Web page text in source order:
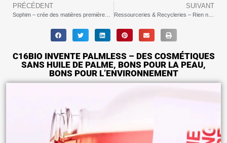
PRÉCÉDENT SUIVANT
Ressourceries & Recycleries – Rien ne se perd
C16BIO INVENTE PALMLESS – DES COSMÉTIQUES
SANS HUILE DE PALME, BONS POUR LA PEAU,
BONS POUR L’ENVIRONNEMENT